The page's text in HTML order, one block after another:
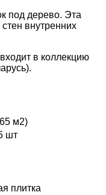
под дерево. Эта
внутренних
в коллекцию
м2)
шт
плитка